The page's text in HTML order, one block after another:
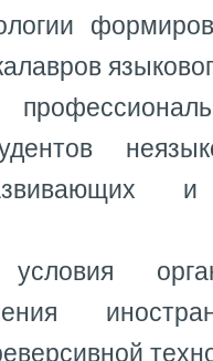
и
условия